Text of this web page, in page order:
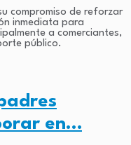
compromiso de reforzar
inmediata para
a comerciantes,
público.
en…